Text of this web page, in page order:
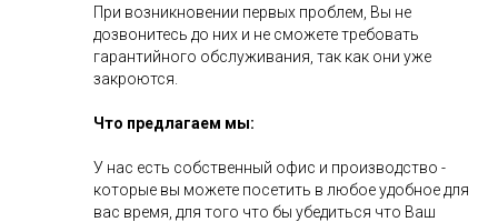
При возникновении первых проблем, Вы не
дозвонитесь до них и не сможете требовать
гарантийного обслуживания, так как они уже
закроются.
Что предлагаем мы:
У нас есть собственный офис и производство -
которые вы можете посетить в любое удобное для
вас время, для того что бы убедиться что Ваш